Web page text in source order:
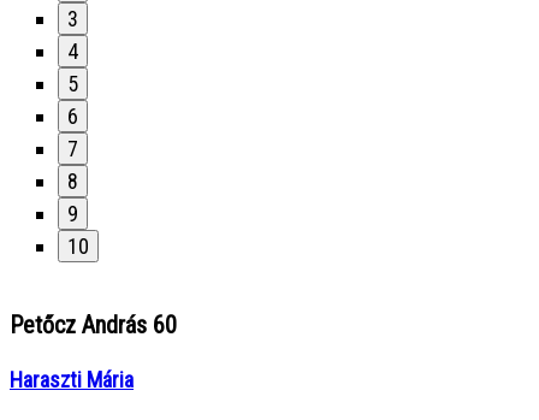
3
4
5
6
7
8
9
10
Petőcz András 60
Haraszti Mária